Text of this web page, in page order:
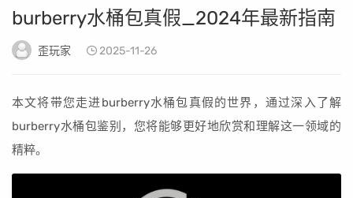
burberry水桶包真假_2024年最新指南
歪玩家 2025-11-26
本文将带您走进burberry水桶包真假的世界，通过深入了解
burberry水桶包鉴别，您将能够更好地欣赏和理解这一领域的
精粹。